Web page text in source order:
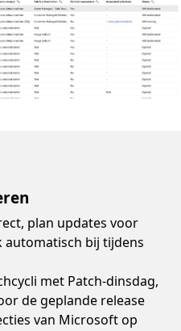
plan updates voor
automatisch bij tijdens
met Patch-dinsdag,
de geplande release
van Microsoft op